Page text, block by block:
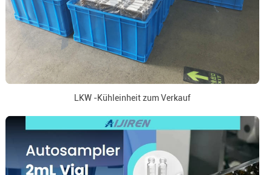
LKW -Kühleinheit zum Verkauf